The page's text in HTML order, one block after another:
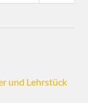
und Lehrstück